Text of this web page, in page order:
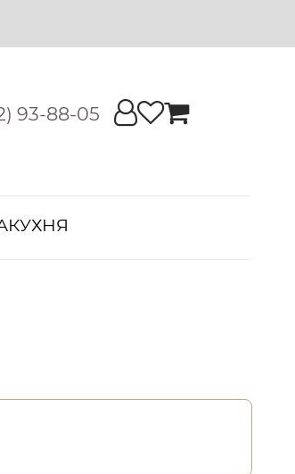
93-88-05
КУХНЯ